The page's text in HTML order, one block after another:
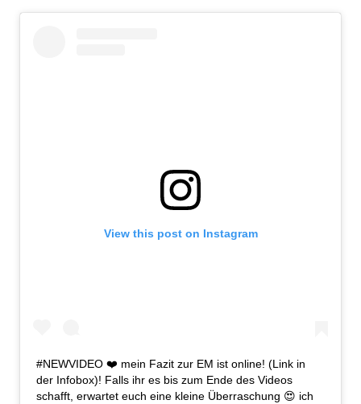
View this post on Instagram
#NEWVIDEO ❤️ mein Fazit zur EM ist online! (Link in
der Infobox)! Falls ihr es bis zum Ende des Videos
schafft, erwartet euch eine kleine Überraschung 😍 ich